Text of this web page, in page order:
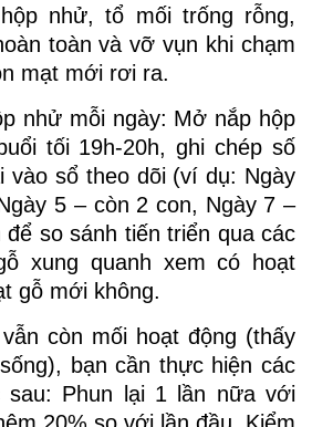
nhử, tổ mối trống rỗng,
toàn và vỡ vụn khi chạm
mạt mới rơi ra.
nhử mỗi ngày: Mở nắp hộp
tối 19h-20h, ghi chép số
vào sổ theo dõi (ví dụ: Ngày
5 – còn 2 con, Ngày 7 –
so sánh tiến triển qua các
xung quanh xem có hoạt
gỗ mới không.
còn mối hoạt động (thấy
bạn cần thực hiện các
sau: Phun lại 1 lần nữa với
20% so với lần đầu. Kiểm